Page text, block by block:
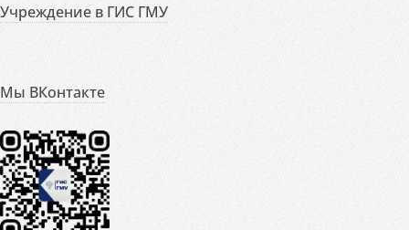
Учреждение в ГИС ГМУ
Мы ВКонтакте